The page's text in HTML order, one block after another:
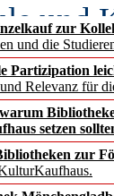
zur
und die
Partizipation
Relevanz für
setzen
zur
und